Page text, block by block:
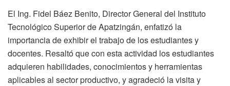
El Ing. Fidel Báez Benito, Director General del Instituto
Tecnológico Superior de Apatzingán, enfatizó la
importancia de exhibir el trabajo de los estudiantes y
docentes. Resaltó que con esta actividad los estudiantes
adquieren habilidades, conocimientos y herramientas
aplicables al sector productivo, y agradeció la visita y